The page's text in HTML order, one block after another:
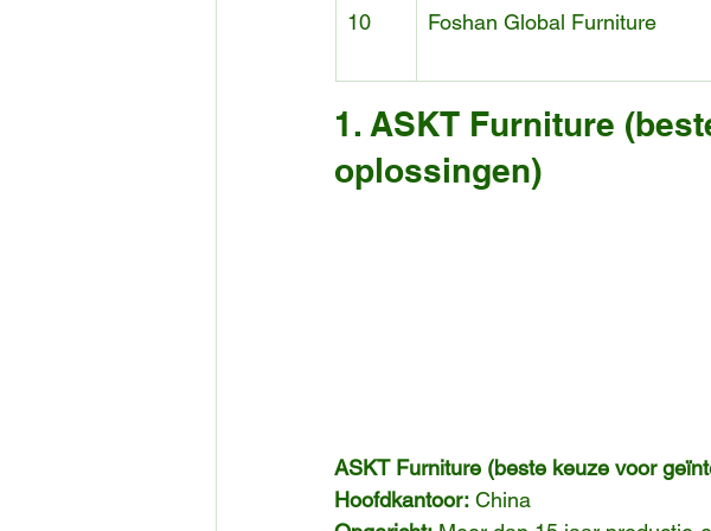
10 Foshan Global Furniture
1. ASKT Furniture
oplossingen)
ASKT Furniture (beste keuze voor
Hoofdkantoor: China